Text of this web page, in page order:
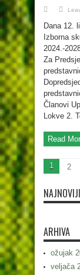
Dana 12.
Izborna
2024.-
Za
Članovi
Lokve 2.
Read
1 2
ARHIVA
ožujak
veljača